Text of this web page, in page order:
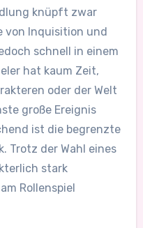
knüpft zwar
von Inquisition und
schnell in einem
hat kaum Zeit,
oder der Welt
große Ereignis
ist die begrenzte
Trotz der Wahl eines
stark
Rollenspiel